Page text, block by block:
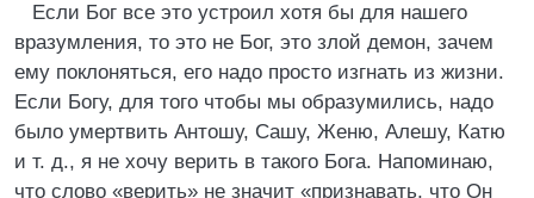
Если Бог все это устроил хотя бы для нашего
вразумления, то это не Бог, это злой демон, зачем
ему поклоняться, его надо просто изгнать из жизни.
Если Богу, для того чтобы мы образумились, надо
было умертвить Антошу, Сашу, Женю, Алешу, Катю
и т. д., я не хочу верить в такого Бога. Напоминаю,
что слово «верить» не значит «признавать, что Он